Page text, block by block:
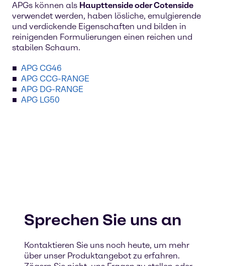
APGs können als Haupttenside oder Cotenside
verwendet werden, haben lösliche, emulgierende
und verdickende Eigenschaften und bilden in
reinigenden Formulierungen einen reichen und
stabilen Schaum.
APG CG46
APG CCG-RANGE
APG DG-RANGE
APG LG50
Sprechen Sie uns an
Kontaktieren Sie uns noch heute, um mehr
über unser Produktangebot zu erfahren.